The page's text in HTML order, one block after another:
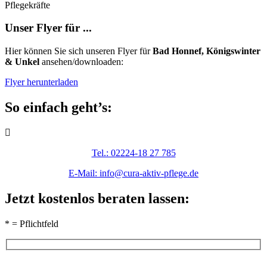
Pflegekräfte
Unser Flyer für ...
Hier können Sie sich unseren Flyer fürBad Honnef, Königswinter
& Unkel ansehen/downloaden:
Flyer herunterladen
So einfach geht’s:
Tel.: 02224-18 27 785
E-Mail: info@cura-aktiv-pflege.de
Jetzt kostenlos beraten lassen:
* = Pflichtfeld